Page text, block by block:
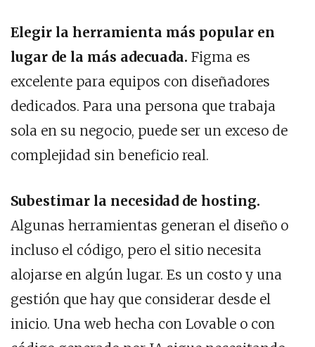
Elegir la herramienta más popular en
lugar de la más adecuada. Figma es
excelente para equipos con diseñadores
dedicados. Para una persona que trabaja
sola en su negocio, puede ser un exceso de
complejidad sin beneficio real.
Subestimar la necesidad de hosting.
Algunas herramientas generan el diseño o
incluso el código, pero el sitio necesita
alojarse en algún lugar. Es un costo y una
gestión que hay que considerar desde el
inicio. Una web hecha con Lovable o con